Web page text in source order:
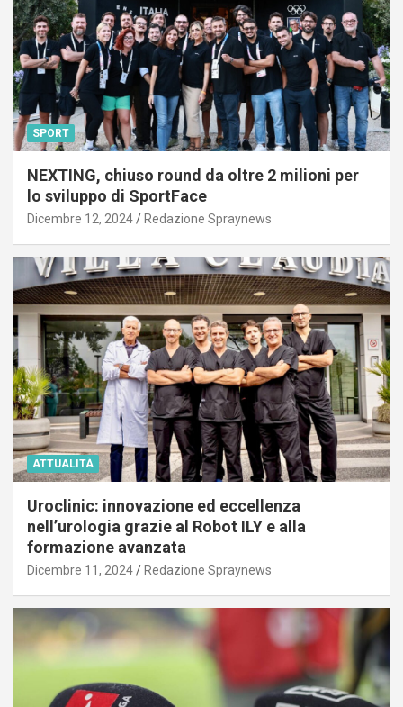
SPORT
NEXTING, chiuso round da oltre 2 milioni per
lo sviluppo di SportFace
Dicembre 12, 2024 Redazione Spraynews
ATTUALITÀ
Uroclinic: innovazione ed eccellenza
nell’urologia grazie al Robot ILY e alla
formazione avanzata
Dicembre 11, 2024 Redazione Spraynews